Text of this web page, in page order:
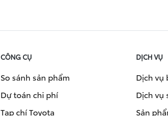
CÔNG CỤ
So sánh sản phẩm
Dự toán chi phí
Tạp chí Toyota
DỊCH VỤ
Dịch vụ
Dịch vụ
Sản